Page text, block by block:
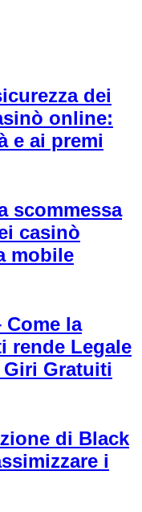
dei
online:
e ai premi
scommessa
casinò
mobile
la
rende Legale
Gratuiti
di Black
i